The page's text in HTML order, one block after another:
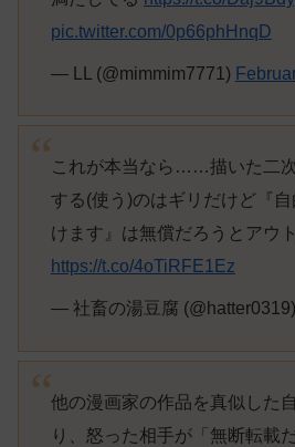
pic.twitter.com/0p66phHnqD
— LL (@mimmim7771)
これが本当なら……描いた二
する(使う)のはギリだけど『
けます』は無償だろうとアウ
https://t.co/4oTiRFE1Ez
— 社畜の湯豆腐 (@hatter0319)
他の漫画家の作品を真似した
り、怒った相手が「無断転載